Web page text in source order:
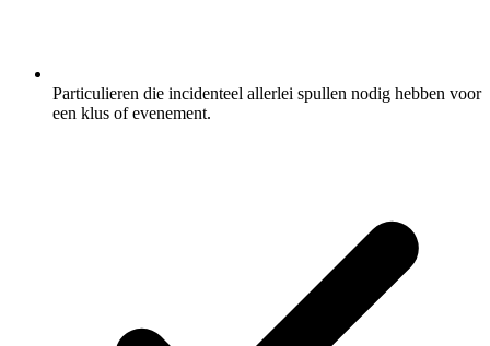
Particulieren die incidenteel allerlei spullen nodig hebben voor
een klus of evenement.